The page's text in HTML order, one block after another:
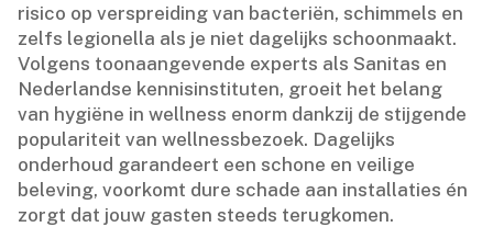
risico op verspreiding van bacteriën, schimmels en
zelfs legionella als je niet dagelijks schoonmaakt.​
Volgens toonaangevende experts als Sanitas en
Nederlandse kennisinstituten, groeit het belang
van hygiëne in wellness enorm dankzij de stijgende
populariteit van wellnessbezoek.​ Dagelijks
onderhoud garandeert een schone en veilige
beleving, voorkomt dure schade aan installaties én
zorgt dat jouw gasten steeds terugkomen.​